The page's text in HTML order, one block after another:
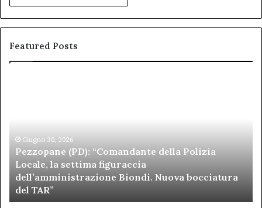
Featured Posts
Locale,
settima
figuraccia
dell’amministrazione
Biondi.
Giugno 30, 2026
Pezzopane (PD): “Comandante della Polizia
Locale, la settima figuraccia
dell’amministrazione Biondi. Nuova bocciatura
del TAR”